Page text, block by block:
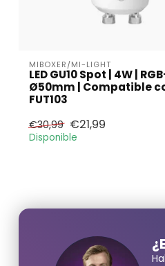
MIBOXER/MI-LIGHT
LED GU10 Spot | 4W |
Ø50mm | Compatible
FUT103
€30,99 €21,99
Disponible